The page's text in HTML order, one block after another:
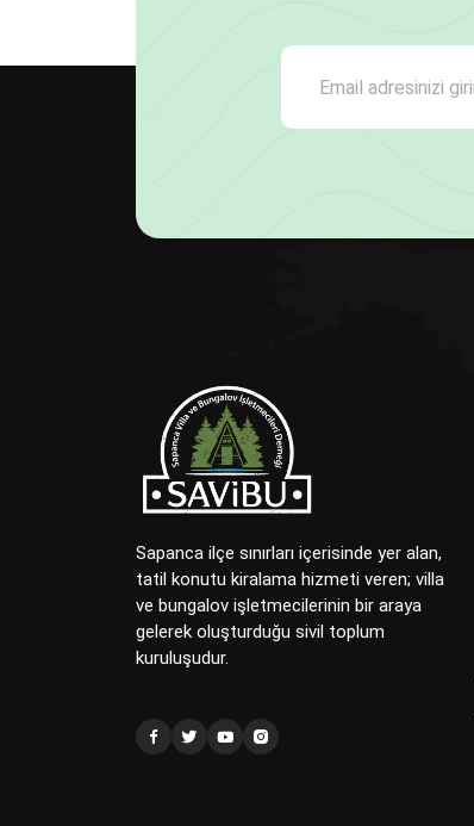
Sapanca ilçe sınırları içerisinde yer alan,
tatil konutu kiralama hizmeti veren; villa
ve bungalov işletmecilerinin bir araya
gelerek oluşturduğu sivil toplum
kuruluşudur.